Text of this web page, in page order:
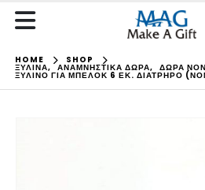
HOME SHOP
ΞΥΛΙΝΑ, ΑΝΑΜΝΗΣΤΙΚΑ ΔΩΡΑ, ΔΩΡΑ
ΞΎΛΙΝΟ ΓΙΑ ΜΠΕΛΌΚ 6 ΕΚ. ΔΙΆΤΡΗΡΟ